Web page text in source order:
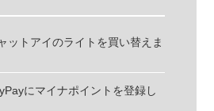
ットアイのライトを買い替えま
にマイナポイントを登録し